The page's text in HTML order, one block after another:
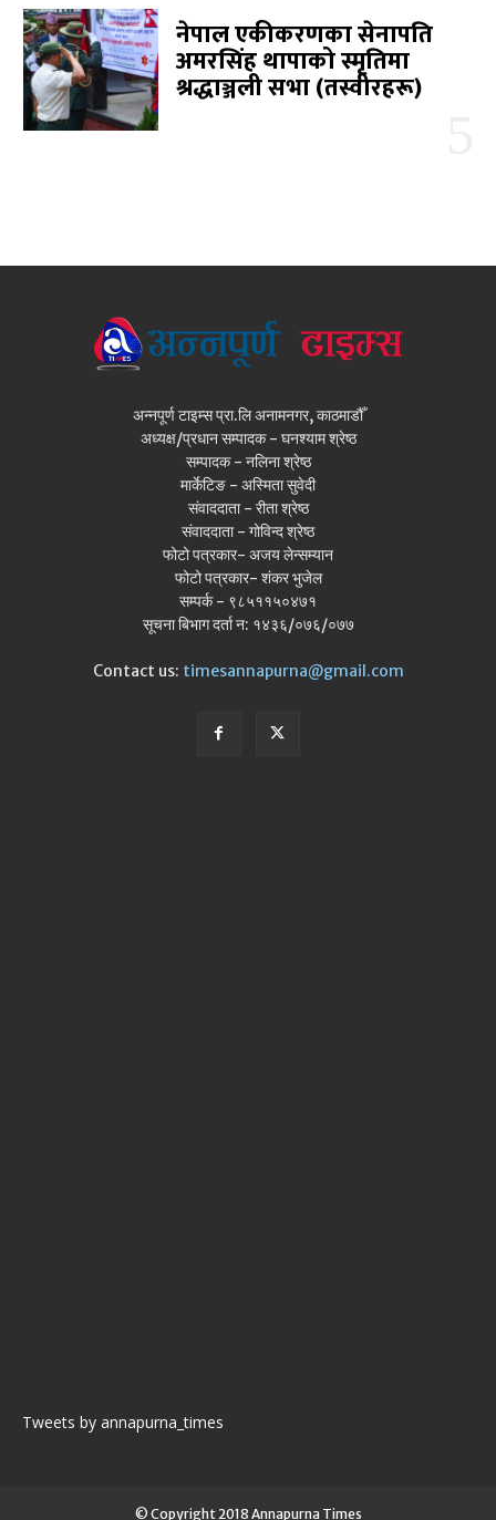
नेपाल एकीकरणका सेनापति
अमरसिंह थापाको स्मृतिमा
श्रद्धाञ्जली सभा (तस्वीरहरू)
अन्नपूर्ण टाइम्स प्रा.लि अनामनगर, काठमाडौँ
अध्यक्ष/प्रधान सम्पादक - घनश्याम श्रेष्ठ
सम्पादक - नलिना श्रेष्ठ
मार्केटिङ - अस्मिता सुवेदी
संवाददाता - रीता श्रेष्ठ
संवाददाता - गोविन्द श्रेष्ठ
फोटो पत्रकार- अजय लेन्सम्यान
फोटो पत्रकार- शंकर भुजेल
सम्पर्क - ९८५११५०४७१
सूचना बिभाग दर्ता न: १४३६/०७६/०७७
Contact us: timesannapurna@gmail.com
Tweets by annapurna_times
© Copyright 2018 Annapurna Times